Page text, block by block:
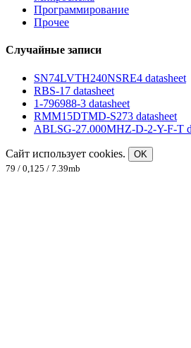
Программирование
Прочее
Случайные записи
SN74LVTH240NSRE4 datasheet
RBS-17 datasheet
1-796988-3 datasheet
RMM15DTMD-S273 datasheet
ABLSG-27.000MHZ-D-2-Y-F-T
Сайт использует cookies.
OK
79 / 0,125 / 7.39mb